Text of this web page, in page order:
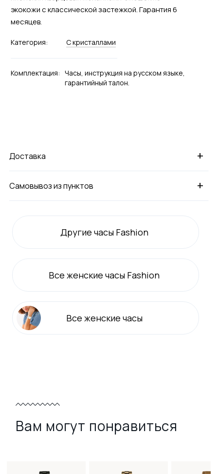
экокожи с классической застежкой. Гарантия 6
месяцев.
Категория: С кристаллами
Комплектация: Часы, инструкция на русском языке,
гарантийный талон.
+
Доставка
+
Самовывоз из пунктов
Другие часы Fashion
Всеженские часы Fashion
Все женские часы
Вам могут понравиться